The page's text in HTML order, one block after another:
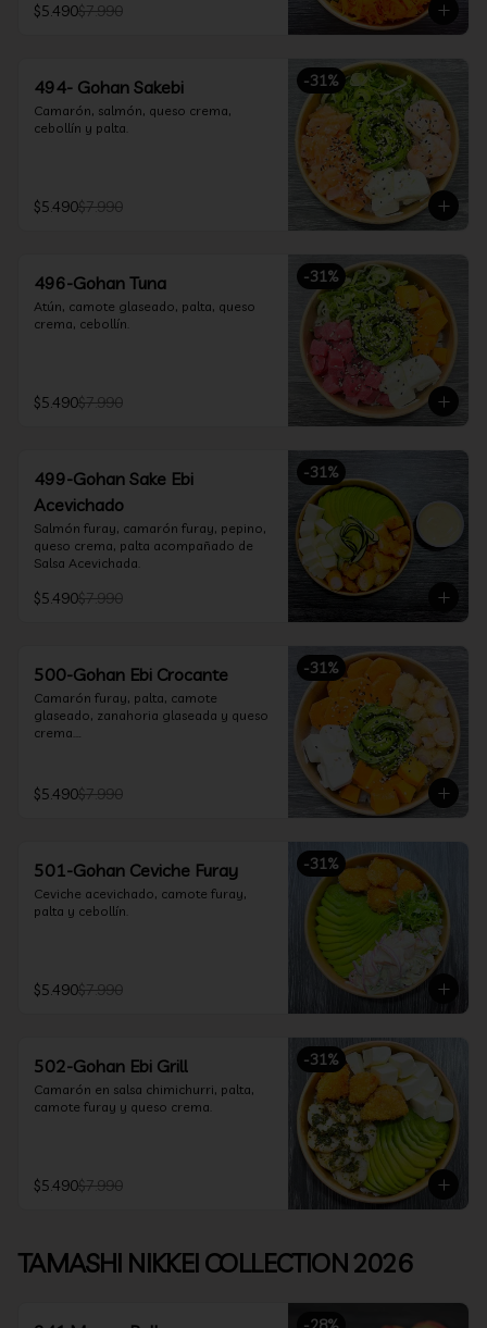
$5.490$7.990
-31%
494- Gohan Sakebi
Camarón, salmón, queso crema,
cebollín y palta.
$5.490$7.990
-31%
496-Gohan Tuna
Atún, camote glaseado, palta, queso
crema, cebollín.
$5.490$7.990
-31%
499-Gohan Sake Ebi
Acevichado
Salmón furay, camarón furay, pepino,
queso crema, palta acompañado de
Salsa Acevichada.
$5.490$7.990
-31%
500-Gohan Ebi Crocante
Camarón furay, palta, camote
glaseado, zanahoria glaseada y queso
crema.
$5.490$7.990
-31%
501-Gohan Ceviche Furay
Ceviche acevichado, camote furay,
palta y cebollín.
$5.490$7.990
-31%
502-Gohan Ebi Grill
Camarón en salsa chimichurri, palta,
camote furay y queso crema.
$5.490$7.990
TAMASHI NIKKEI COLLECTION 2026